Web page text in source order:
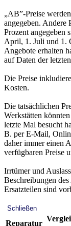
„AB”-Preise
angegeben. Andere
Prozent angegeben
April, 1. Juli und 1.
Angebote erhalten
auf Daten der
Die Preise
Kosten.
Die tatsächlichen
Werkstätten
letzte Mal besucht
B. per E-Mail,
daher immer einen
verfügbaren Preise
Irrtümer und
Beschreibungen
Ersatzteilen sind
Schließen
Reparatur